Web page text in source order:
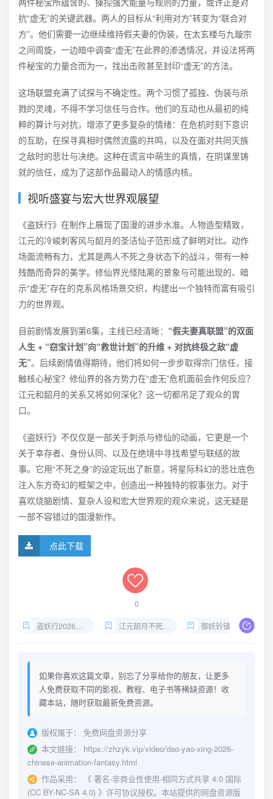
抗“虚无”的关键武器。两人的目标从“利用对方”转变为“联合对
方”。他们需要一边继续维持假夫妻的伪装，在太玄楼与九璇宗
之间周旋，一边暗中调查“虚无”在此界的渗透情况，并设法将两
件秘宝的力量合而为一，找出击败甚至封印“虚无”的方法。
这场联盟充满了试探与不确定性。两个习惯了孤独、伪装与杀
戮的灵魂，不得不学习信任与合作。他们的互动也从最初的纯
粹的算计与对抗，增添了更多复杂的情绪：在危机时刻下意识
的互助，在探寻真相时偶然流露的共鸣，以及在面对共同灭族
之敌时的悲壮与决绝。这种在谎言中萌生的真情，在阴谋里铸
就的信任，成为了这部作品最动人的情感内核。
视听盛宴与宏大世界观展望
《盗妖行》在制作上展现了国漫的进步水准。人物造型精致，
江元的冷峻刺客风与韶月的圣洁仙子范形成了鲜明对比。动作
场面流畅有力，尤其是两人不死之身状态下的战斗，带有一种
残酷而奇异的美学。修仙界光怪陆离的景象与可能出现的、暗
示“虚无”存在的克系风格场景交织，构建出一个独特而富有吸引
力的世界观。
目前剧情发展到第6集，主线已经清晰： “假夫妻真联盟”的双面
人生 + “窃宝计划”向“救世计划”的升维 + 对抗终极之敌“虚
无”。后续剧情值得期待，他们将如何一步步取得宗门信任，接
触核心秘宝？修仙界的各方势力在“虚无”危机面前会作何反应？
江元和韶月的关系又将如何深化？这一切都吊足了观众的胃
口。
《盗妖行》不仅仅是一部关于刺杀与修仙的动画，它更是一个
关于幸存者、身份认同、以及在绝境中寻找希望与联结的故
事。它用“不死之身”的设定玩出了新意，将星际科幻的悲壮底色
注入东方奇幻的框架之中，创造出一种独特的叙事张力。对于
喜欢烧脑剧情、复杂人设和宏大世界观的观众来说，这无疑是
一部不容错过的国漫新作。
点此下载
0
盗妖行2026国漫 江元韶月不死之身 御妖铃镇魔钟
如果你喜欢这篇文章，别忘了分享给你的朋友，让更多
人免费获取不同的影视、教程、电子书等稀缺资源！收
藏本站，随时获取最新免费资源。
版权属于：
免费网盘资源分享
本文链接：
https://zhzyk.vip/video/dao-yao-xing-2026-
chinese-animation-fantasy.html
作品采用：
《 署名-非商业性使用-相同方式共享 4.0 国际
(CC BY-NC-SA 4.0) 》许可协议授权。本站提供的网盘资源版